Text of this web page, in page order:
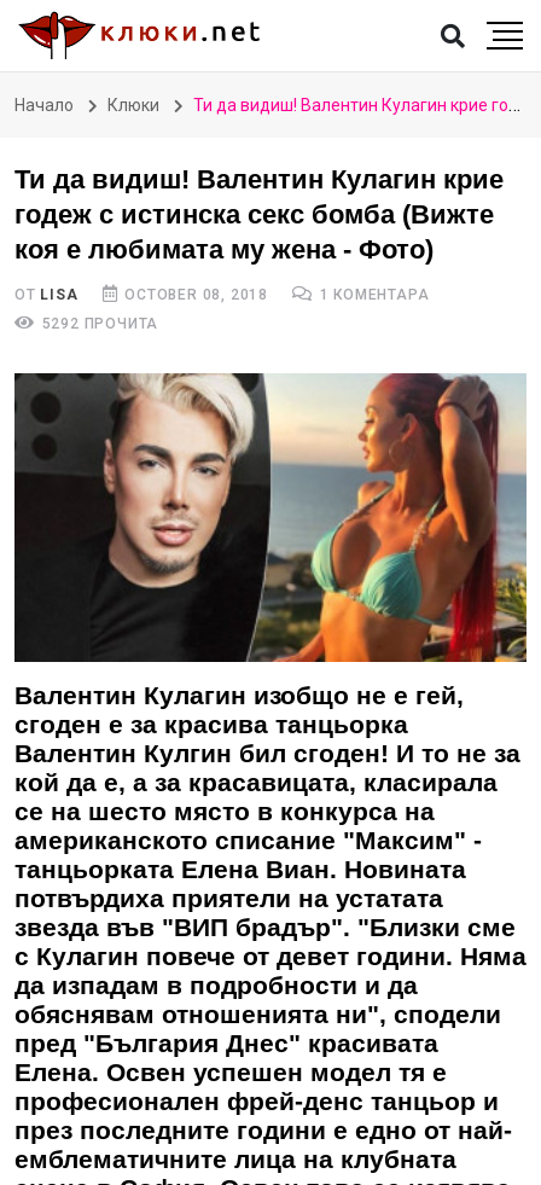
Начало Клюки Ти да видиш! Валентин Кулагин крие годеж с истинска секс бомба (Вижте коя е любимата му жена - Фото)
Ти да видиш! Валентин Кулагин крие
годеж с истинска секс бомба (Вижте
коя е любимата му жена - Фото)
ОТ LISA OCTOBER 08, 2018
1 КОМЕНТАРА
5292 ПРОЧИТА
Валентин Кулагин изобщо не е гей,
сгоден е за красива танцьорка
Валентин Кулгин бил сгоден! И то не за
кой да е, а за красавицата, класирала
се на шесто място в конкурса на
американското списание "Максим" -
танцьорката Елена Виан. Новината
потвърдиха приятели на устатата
звезда във "ВИП брадър". "Близки сме
с Кулагин повече от девет години. Няма
да изпадам в подробности и да
обяснявам отношенията ни", сподели
пред "България Днес" красивата
Елена. Освен успешен модел тя е
професионален фрей-денс танцьор и
през последните години е едно от най-
емблематичните лица на клубната